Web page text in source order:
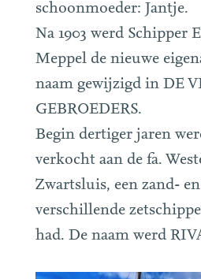
schoonmoeder: Jantje.
Na 1903 werd Schipper
Meppel de nieuwe
naam gewijzigd in DE
GEBROEDERS.
Begin dertiger jaren
verkocht aan de fa.
Zwartsluis, een zand-
verschillende
had. De naam werd